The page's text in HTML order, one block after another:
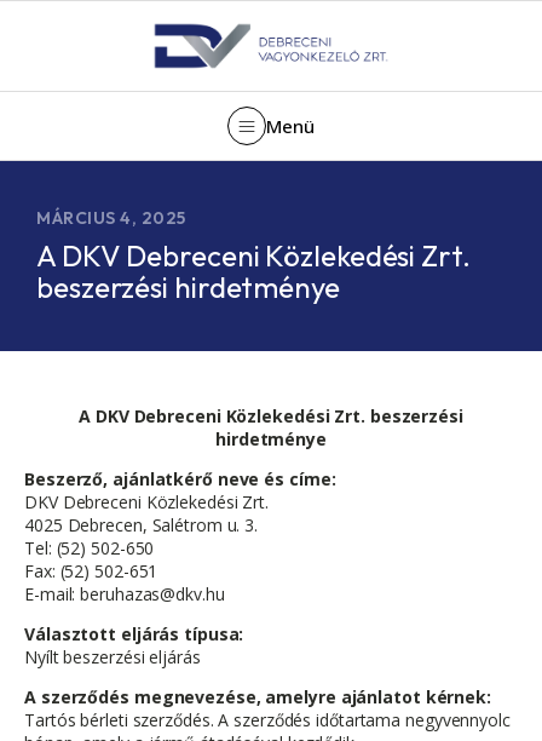
Menü
MÁRCIUS 4, 2025
A DKV Debreceni Közlekedési Zrt.
beszerzési hirdetménye
A DKV Debreceni Közlekedési Zrt. beszerzési
hirdetménye
Beszerző, ajánlatkérő neve és címe:
DKV Debreceni Közlekedési Zrt.
4025 Debrecen, Salétrom u. 3.
Tel: (52) 502-650
Fax: (52) 502-651
E-mail: beruhazas@dkv.hu
Választott eljárás típusa:
Nyílt beszerzési eljárás
A szerződés megnevezése, amelyre ajánlatot kérnek:
Tartós bérleti szerződés. A szerződés időtartama negyvennyolc